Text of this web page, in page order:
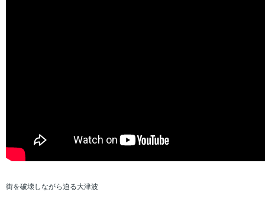
街を破壊しながら迫る大津波